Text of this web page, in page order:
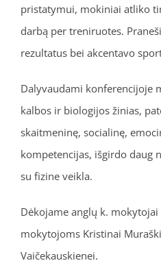
pristatymui, mokiniai atliko
darbą per treniruotes.
rezultatus bei akcentavo
Dalyvaudami konferencijoje
kalbos ir biologijos žinias,
skaitmeninę, socialinę,
kompetencijas, išgirdo daug
su fizine veikla.
Dėkojame anglų k.
mokytojoms Kristinai
Vaičekauskienei.